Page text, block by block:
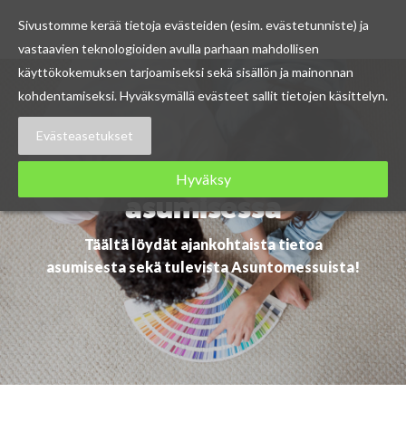
Skip
Ajankohtaista
asumisessa
Täältä löydät ajankohtaista tietoa
asumisesta sekä tulevista Asuntomessuista!
Sivustomme kerää tietoja evästeiden (esim. evästetunniste) ja
vastaavien teknologioiden avulla parhaan mahdollisen
käyttökokemuksen tarjoamiseksi sekä sisällön ja mainonnan
kohdentamiseksi. Hyväksymällä evästeet sallit tietojen käsittelyn.
Evästeasetukset
Hyväksy